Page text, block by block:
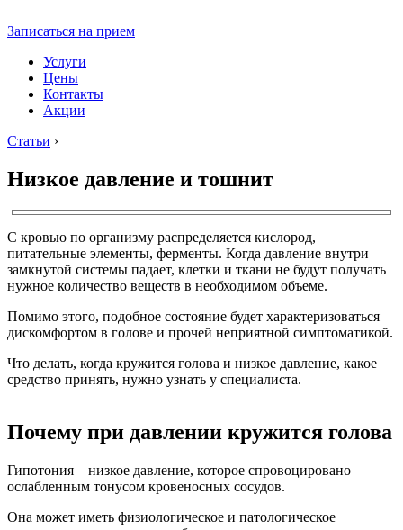
Записаться на прием
Услуги
Цены
Контакты
Акции
Статьи ›
Низкое давление и тошнит
С кровью по организму распределяется кислород,
питательные элементы, ферменты. Когда давление внутри
замкнутой системы падает, клетки и ткани не будут получать
нужное количество веществ в необходимом объеме.
Помимо этого, подобное состояние будет характеризоваться
дискомфортом в голове и прочей неприятной симптоматикой.
Что делать, когда кружится голова и низкое давление, какое
средство принять, нужно узнать у специалиста.
Почему при давлении кружится голова
Гипотония – низкое давление, которое спровоцировано
ослабленным тонусом кровеносных сосудов.
Она может иметь физиологическое и патологическое